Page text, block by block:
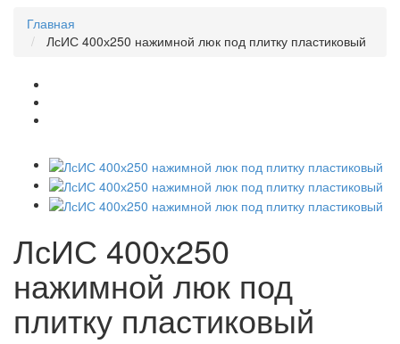
Главная
ЛсИС 400х250 нажимной люк под плитку пластиковый
ЛсИС 400х250
нажимной люк под
плитку пластиковый